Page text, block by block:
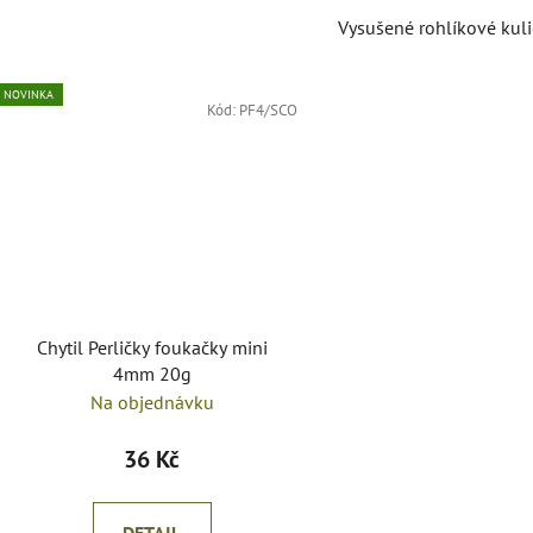
Vysušené rohlíkové
NOVINKA
Chytil Perličky foukačky mini
4mm 20g
Na objednávku
36 Kč
Kód: PF4/SCO